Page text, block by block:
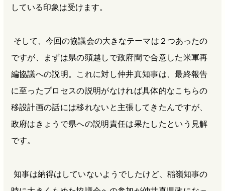
している印象は受けます。
そして、今回の協議会の大きなテーマは２つあったの
ですが、まずは県の頭越しで政府間で合意した米軍再
編協議への説明。これに対し仲井真知事は、最終報告
に至ったプロセスの説明がなければ具体的なこちらの
移設計画の話には移れないと主張してきたんですが、
政府はきょうで県への説明責任は果たしたという見解
です。
知事は納得はしていないようでしたけど、稲嶺知事の